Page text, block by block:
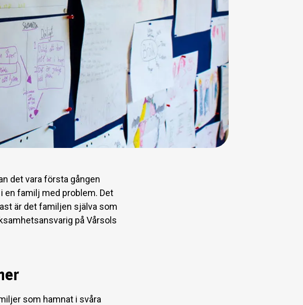
det vara första gången
en familj med problem. Det
är det familjen själva som
på Vårsols
som hamnat i svåra